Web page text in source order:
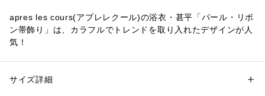
apres les cours(アプレレクール)の浴衣・甚平「パール・リボ
ン帯飾り」は、カラフルでトレンドを取り入れたデザインが人
気！
性別：キッズ・ベビー
サイズ詳細